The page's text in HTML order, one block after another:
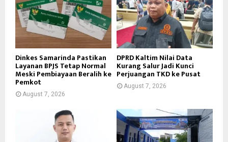
Dinkes Samarinda Pastikan
Layanan BPJS Tetap Normal
Meski Pembiayaan Beralih ke
Pemkot
August 7, 2026
DPRD Kaltim Nilai Data
Kurang Salur Jadi Kunci
Perjuangan TKD ke Pusat
August 7, 2026